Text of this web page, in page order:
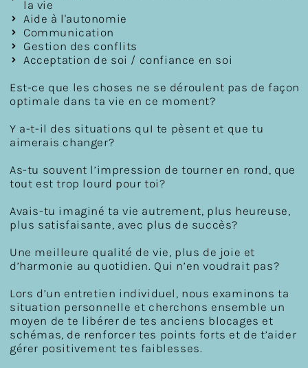
la vie
Aide à l'autonomie
Communication
Gestion des conflits
Acceptation de soi / confiance en soi
Est-ce que les choses ne se déroulent pas de façon
optimale dans ta vie en ce moment?
Y a-t-il des situations quI te pèsent et que tu
aimerais changer?
As-tu souvent l’impression de tourner en rond, que
tout est trop lourd pour toi?
Avais-tu imaginé ta vie autrement, plus heureuse,
plus satisfaisante, avec plus de succès?
Une meilleure qualité de vie, plus de joie et
d’harmonie au quotidien. Qui n’en voudrait pas?
Lors d’un entretien individuel, nous examinons ta
situation personnelle et cherchons ensemble un
moyen de te libérer de tes anciens blocages et
schémas, de renforcer tes points forts et de t’aider
gérer positivement tes faiblesses.